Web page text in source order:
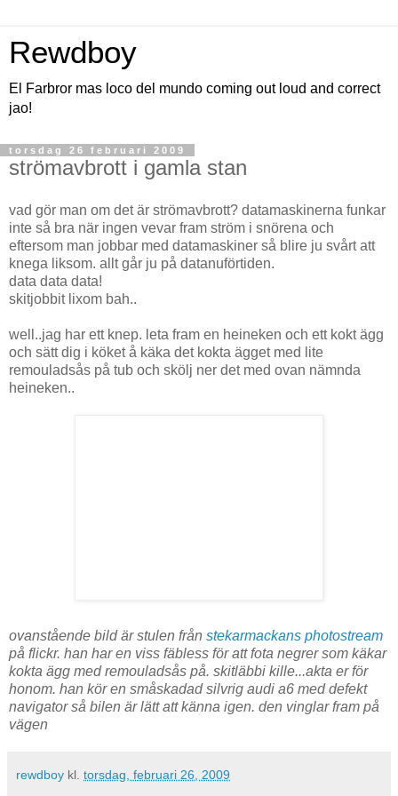
Rewdboy
El Farbror mas loco del mundo coming out loud and correct
jao!
torsdag 26 februari 2009
strömavbrott i gamla stan
vad gör man om det är strömavbrott? datamaskinerna funkar
inte så bra när ingen vevar fram ström i snörena och
eftersom man jobbar med datamaskiner så blire ju svårt att
knega liksom. allt går ju på datanuförtiden.
data data data!
skitjobbit lixom bah..
well..jag har ett knep. leta fram en heineken och ett kokt ägg
och sätt dig i köket å käka det kokta ägget med lite
remouladsås på tub och skölj ner det med ovan nämnda
heineken..
ovanstående bild är stulen från stekarmackans photostream
på flickr. han har en viss fäbless för att fota negrer som käkar
kokta ägg med remouladsås på. skitläbbi kille...akta er för
honom. han kör en småskadad silvrig audi a6 med defekt
navigator så bilen är lätt att känna igen. den vinglar fram på
vägen
rewdboy kl. torsdag, februari 26, 2009